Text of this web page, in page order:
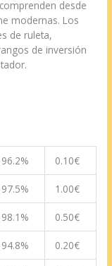
desde
modernas. Los
de ruleta,
de inversión
96.2% 0.10€
97.5% 1.00€
98.1% 0.50€
94.8% 0.20€